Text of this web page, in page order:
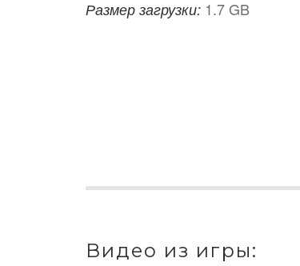
Размер загрузки: 1.7 GB
Видео из игры: